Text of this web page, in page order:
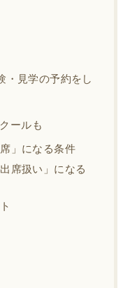
・見学の予約をし
ールも
」になる条件
席扱い」になる